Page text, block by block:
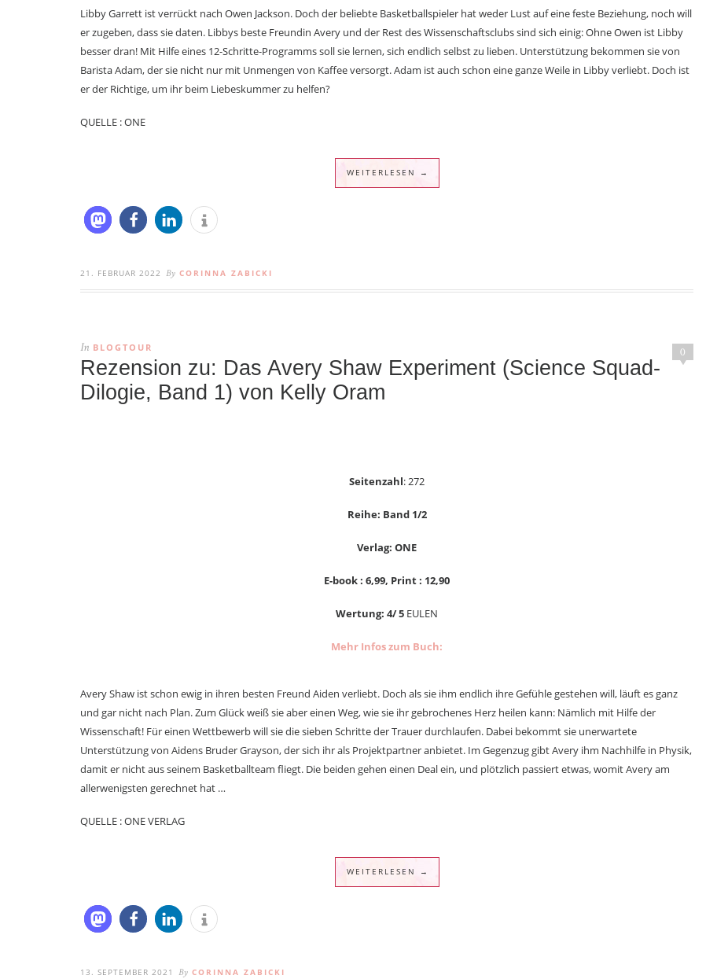
Libby Garrett ist verrückt nach Owen Jackson. Doch der beliebte Basketballspieler hat weder Lust auf eine feste Beziehung, noch will
er zugeben, dass sie daten. Libbys beste Freundin Avery und der Rest des Wissenschaftsclubs sind sich einig: Ohne Owen ist Libby
besser dran! Mit Hilfe eines 12-Schritte-Programms soll sie lernen, sich endlich selbst zu lieben. Unterstützung bekommen sie von
Barista Adam, der sie nicht nur mit Unmengen von Kaffee versorgt. Adam ist auch schon eine ganze Weile in Libby verliebt. Doch ist
er der Richtige, um ihr beim Liebeskummer zu helfen?
QUELLE : ONE
WEITERLESEN →
21. FEBRUAR 2022 By CORINNA ZABICKI
0
In BLOGTOUR
Rezension zu: Das Avery Shaw Experiment (Science Squad-
Dilogie, Band 1) von Kelly Oram
Seitenzahl: 272
Reihe: Band 1/2
Verlag: ONE
E-book : 6,99, Print : 12,90
Wertung: 4/ 5 EULEN
Mehr Infos zum Buch:
Avery Shaw ist schon ewig in ihren besten Freund Aiden verliebt. Doch als sie ihm endlich ihre Gefühle gestehen will, läuft es ganz
und gar nicht nach Plan. Zum Glück weiß sie aber einen Weg, wie sie ihr gebrochenes Herz heilen kann: Nämlich mit Hilfe der
Wissenschaft! Für einen Wettbewerb will sie die sieben Schritte der Trauer durchlaufen. Dabei bekommt sie unerwartete
Unterstützung von Aidens Bruder Grayson, der sich ihr als Projektpartner anbietet. Im Gegenzug gibt Avery ihm Nachhilfe in Physik,
damit er nicht aus seinem Basketballteam fliegt. Die beiden gehen einen Deal ein, und plötzlich passiert etwas, womit Avery am
allerwenigsten gerechnet hat …
QUELLE : ONE VERLAG
WEITERLESEN →
13. SEPTEMBER 2021 By CORINNA ZABICKI